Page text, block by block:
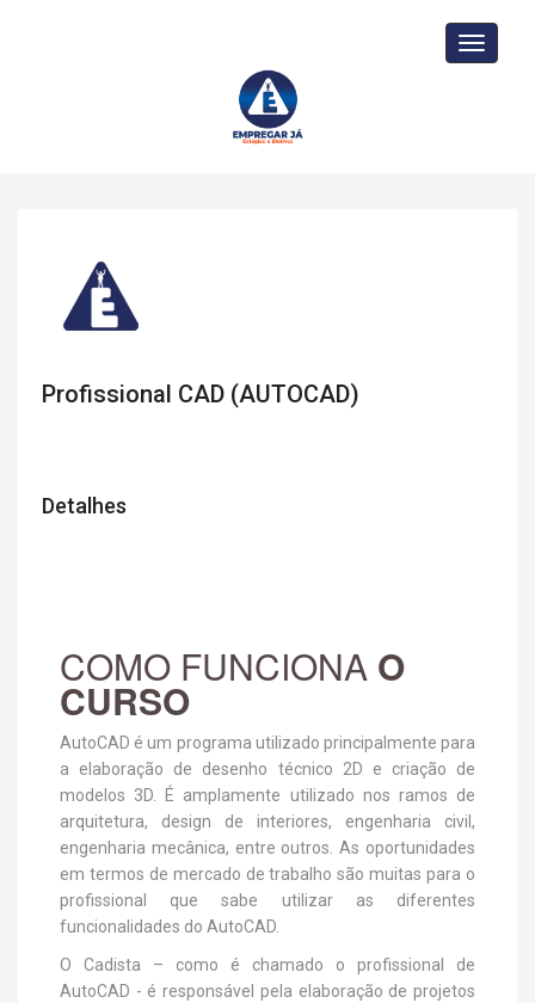
Toggle
Profissional CAD (AUTOCAD)
Detalhes
COMO FUNCIONA O
CURSO
AutoCAD é um programa utilizado principalmente para
a elaboração de desenho técnico 2D e criação de
modelos 3D. É amplamente utilizado nos ramos de
arquitetura, design de interiores, engenharia civil,
engenharia mecânica, entre outros. As oportunidades
em termos de mercado de trabalho são muitas para o
profissional que sabe utilizar as diferentes
funcionalidades do AutoCAD.
O Cadista – como é chamado o profissional de
AutoCAD - é responsável pela elaboração de projetos